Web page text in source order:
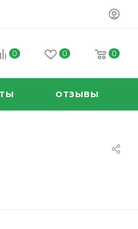
0 0 0
ОТЗЫВЫ